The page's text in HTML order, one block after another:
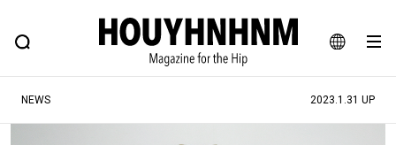
JA
EN
FEATURE BLOG SNAP
ヒップなファッション、カルチャー、ライフスタイルWEBマガジン
NEWS 2023.1.31 UP